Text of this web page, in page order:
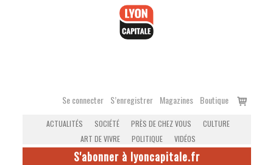
Se connecter S’enregistrer Magazines Boutique
Voir
ACTUALITÉS SOCIÉTÉ PRÈS DE CHEZ VOUS
CULTURE
ART DE VIVRE
POLITIQUE VIDÉOS
S'abonner à lyoncapitale.fr